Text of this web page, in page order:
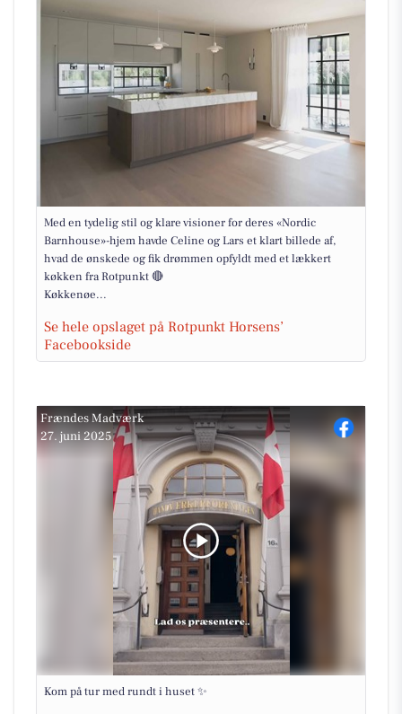
Med en tydelig stil og klare visioner for deres «Nordic
Barnhouse»-hjem havde Celine og Lars et klart billede af,
hvad de ønskede og fik drømmen opfyldt med et lækkert
køkken fra Rotpunkt 🔴
Køkkenøe...
Se hele opslaget på Rotpunkt Horsens’
Facebookside
Frændes Madværk
27. juni 2025
Kom på tur med rundt i huset ✨